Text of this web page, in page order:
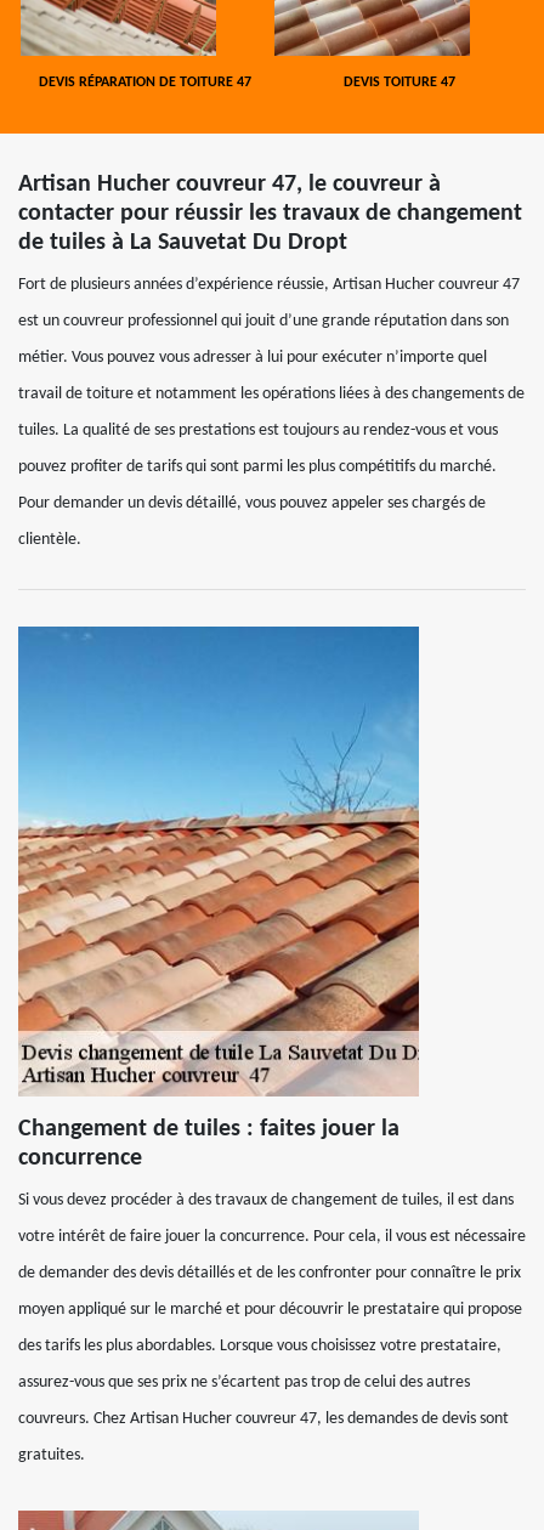
DEVIS RÉPARATION DE TOITURE 47 DEVIS TOITURE 47
Artisan Hucher couvreur 47, le couvreur à
contacter pour réussir les travaux de changement
de tuiles à La Sauvetat Du Dropt
Fort de plusieurs années d’expérience réussie, Artisan Hucher couvreur 47
est un couvreur professionnel qui jouit d’une grande réputation dans son
métier. Vous pouvez vous adresser à lui pour exécuter n’importe quel
travail de toiture et notamment les opérations liées à des changements de
tuiles. La qualité de ses prestations est toujours au rendez-vous et vous
pouvez profiter de tarifs qui sont parmi les plus compétitifs du marché.
Pour demander un devis détaillé, vous pouvez appeler ses chargés de
clientèle.
Changement de tuiles : faites jouer la
concurrence
Si vous devez procéder à des travaux de changement de tuiles, il est dans
votre intérêt de faire jouer la concurrence. Pour cela, il vous est nécessaire
de demander des devis détaillés et de les confronter pour connaître le prix
moyen appliqué sur le marché et pour découvrir le prestataire qui propose
des tarifs les plus abordables. Lorsque vous choisissez votre prestataire,
assurez-vous que ses prix ne s’écartent pas trop de celui des autres
couvreurs. Chez Artisan Hucher couvreur 47, les demandes de devis sont
gratuites.